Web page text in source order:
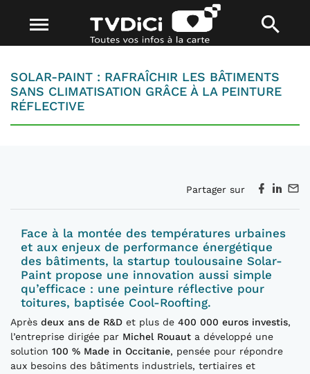
SOLAR-PAINT : RAFRAÎCHIR LES BÂTIMENTS
SANS CLIMATISATION GRÂCE À LA PEINTURE
RÉFLECTIVE
Partager sur
Face à la montée des températures urbaines
et aux enjeux de performance énergétique
des bâtiments, la startup toulousaine Solar-
Paint propose une innovation aussi simple
qu’efficace : une peinture réflective pour
toitures, baptisée Cool-Roofting.
Après deux ans de R&D et plus de 400 000 euros investis,
l’entreprise dirigée par Michel Rouaut a développé une
solution 100 % Made in Occitanie, pensée pour répondre
aux besoins des bâtiments industriels, tertiaires et